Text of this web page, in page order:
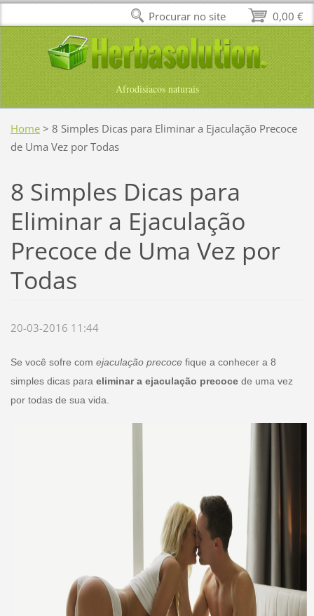
Afrodisiacos naturais
Home > 8 Simples Dicas para Eliminar a Ejaculação Precoce
de Uma Vez por Todas
8 Simples Dicas para
Eliminar a Ejaculação
Precoce de Uma Vez por
Todas
20-03-2016 11:44
Se você sofre com ejaculação precocefique a conhecer a 8
simples dicas para eliminar a ejaculação precocede uma vez
por todas de sua vida.
0,00 €
Procurar no site